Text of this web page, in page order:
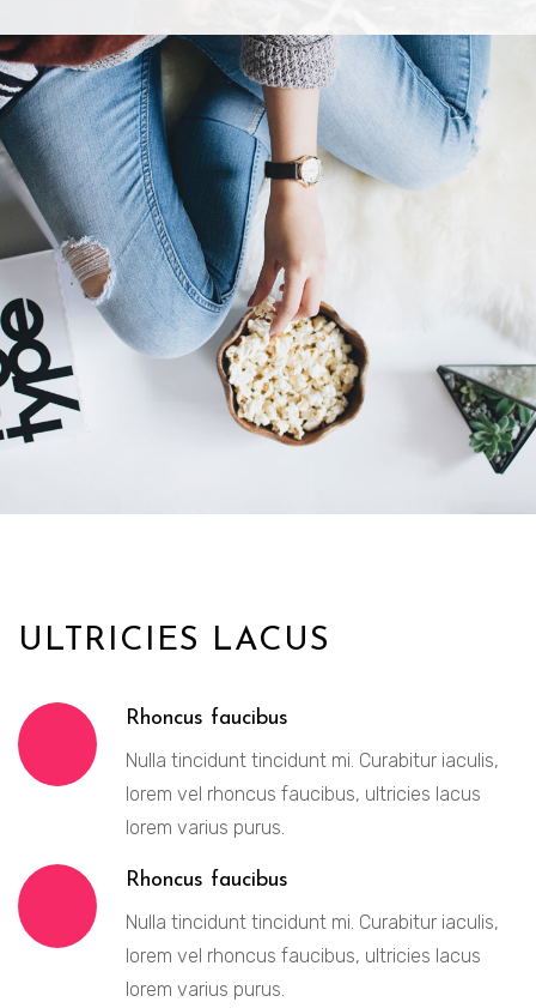
ULTRICIES LACUS
Rhoncus faucibus
Nulla tincidunt tincidunt mi. Curabitur iaculis,
lorem vel rhoncus faucibus, ultricies lacus
lorem varius purus.
Rhoncus faucibus
Nulla tincidunt tincidunt mi. Curabitur iaculis,
lorem vel rhoncus faucibus, ultricies lacus
lorem varius purus.